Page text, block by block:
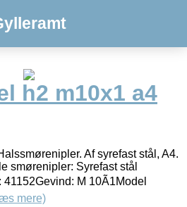
h2 m10x1 a4
Af syrefast stål, A4.
smørenipler: Syrefast stål
M 10Ã1Model
mere)